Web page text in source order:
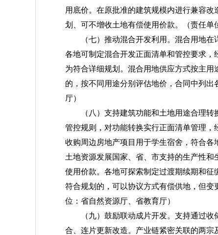
用底价。在原批准的建筑规模内进行兼容
划、可不增收土地有偿使用价款。
（责任单
（七）推动混合开发利用。 混合用地在
各地可制定混合开发正面清单和管控要求
为符合详细规划。混合用地供应方式按主
的，按不同用途分别评估地价，合同中列出
厅）
（八）支持建筑功能和土地用途合理转
管控规则，对功能转换实行正面清单管理
收购周边房地产项目用于学生宿舍，符合各
土地资源发展国家、省、市支持的生产性
使用价款。各地可探索制定过渡期续期和征
符合规划的，可以协议方式有偿供地，但变
位：省自然资源厅、省教育厅）
（九）鼓励联动成片开发。 支持通过收
合、连片更新改造。产业链紧密关联的两